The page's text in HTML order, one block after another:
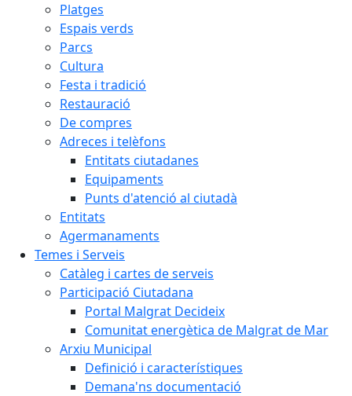
Platges
Espais verds
Parcs
Cultura
Festa i tradició
Restauració
De compres
Adreces i telèfons
Entitats ciutadanes
Equipaments
Punts d'atenció al ciutadà
Entitats
Agermanaments
Temes i Serveis
Catàleg i cartes de serveis
Participació Ciutadana
Portal Malgrat Decideix
Comunitat energètica de Malgrat de Mar
Arxiu Municipal
Definició i característiques
Demana'ns documentació